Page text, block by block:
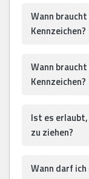
Wann
Kennzeichen?
Wann
Kennzeichen?
Ist es erlaubt,
zu ziehen?
Wann darf ich